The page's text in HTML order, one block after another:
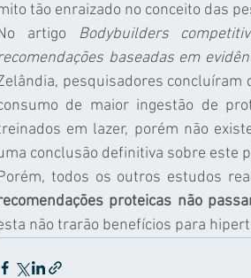
tão enraizado no conceito das
artigo Bodybuilders
baseadas em
pesquisadores
de maior ingestão de
em lazer, porém não
conclusão definitiva sobre este
todos os outros estudos
proteicas não
não trarão benefícios para